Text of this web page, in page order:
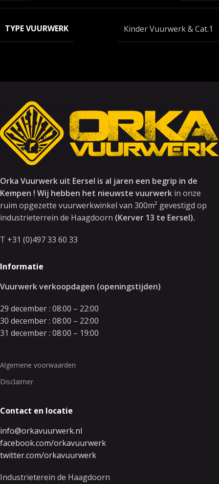
TYPE VUURWERK Kinder Vuurwerk & Cat.1
Orka Vuurwerk uit Eersel is al jaren een begrip in de
Kempen ! Wij hebben het nieuwste vuurwerk in onze
ruim opgezette vuurwerkwinkel van 300m² gevestigd op
industrieterrein de Haagdoorn (Kerver 13 te Eersel).
T +31 (0)497 33 60 33
Informatie
Vuurwerk verkoopdagen (openingstijden)
29 december : 08:00 – 22:00
30 december : 08:00 – 22:00
31 december : 08:00 – 19:00
Algemene voorwaarden
Disclaimer
Contact en locatie
info@orkavuurwerk.nl
facebook.com/orkavuurwerk
twitter.com/orkavuurwerk
Industrieterein de Haagdoorn